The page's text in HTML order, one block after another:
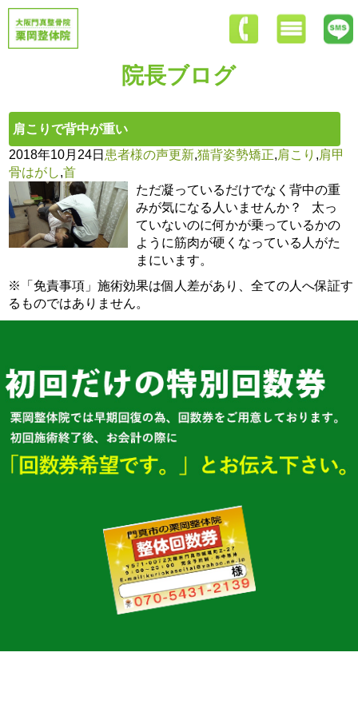
院長ブログ
肩こりで背中が重い
2018年10月24日 患者様の声更新,猫背姿勢矯正,肩こり ,肩甲
骨はがし,首
ただ凝っているだけでなく背中の重
みが気になる人いませんか？ 太っ
ていないのに何かが乗っているかの
ように筋肉が硬くなっている人がた
まにいます。
※「免責事項」施術効果は個人差があり、全ての人へ保証す
るものではありません。